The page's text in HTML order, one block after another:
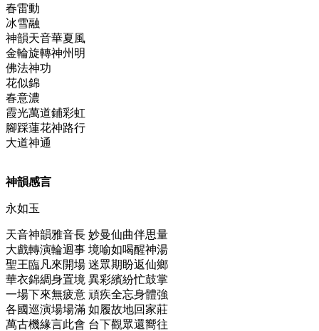
春雷動
冰雪融
神韻天音華夏風
金輪旋轉神州明
佛法神功
花似錦
春意濃
霞光萬道鋪彩虹
腳踩蓮花神路行
大道神通
神韻感言
永如玉
天音神韻雅音長 妙曼仙曲伴思量
大戲轉演輪迴事 境喻如喝醒神湯
聖王臨凡來開場 迷眾期盼返仙鄉
華衣錦綢身置境 異彩繽紛忙鼓掌
一場下來無疲意 頑疾全忘身體強
各國巡演場場滿 如履故地回家莊
萬古機緣言此會 台下觀眾還嚮往